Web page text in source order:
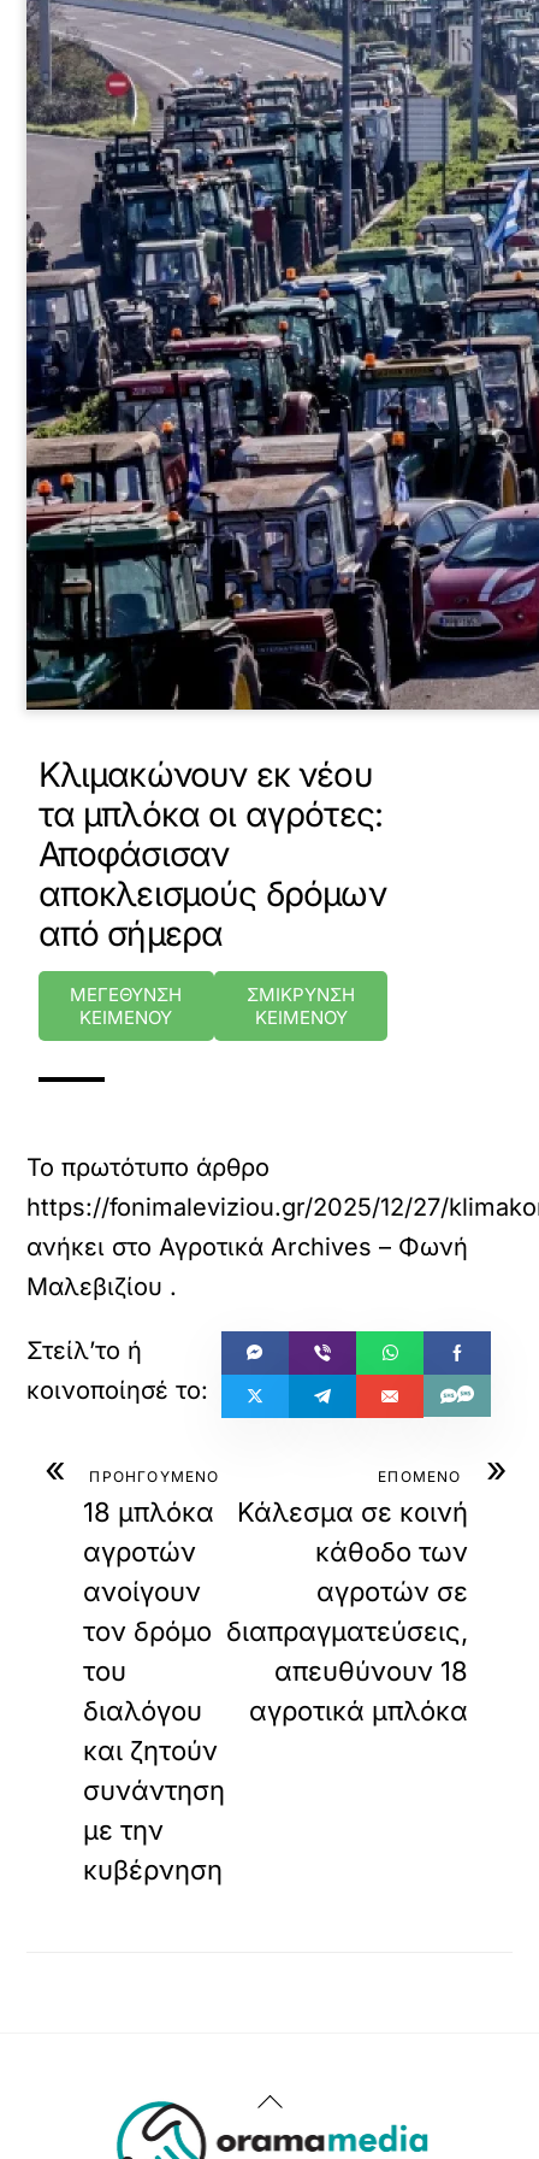
Κλιμακώνουν εκ νέου
τα μπλόκα οι αγρότες:
Αποφάσισαν
αποκλεισμούς δρόμων
από σήμερα
ΜΕΓΕΘΥΝΣΗ
ΚΕΙΜΕΝΟΥ
ΣΜΙΚΡΥΝΣΗ
ΚΕΙΜΕΝΟΥ
Το πρωτότυπο άρθρο
https://fonimaleviziou.gr/2025/12/27/
ανήκει στοΑγροτικά Archives – Φωνή
Μαλεβιζίου .
« ΠΡΟΗΓΟΥΜΕΝΟ
18 μπλόκα
αγροτών
ανοίγουν
τον δρόμο
του
διαλόγου
και ζητούν
συνάντηση
με την
κυβέρνηση
»
ΕΠΟΜΕΝΟ
Κάλεσμα σε κοινή
κάθοδο των
αγροτών σε
διαπραγματεύσεις,
απευθύνουν 18
αγροτικά μπλόκα
Back
To